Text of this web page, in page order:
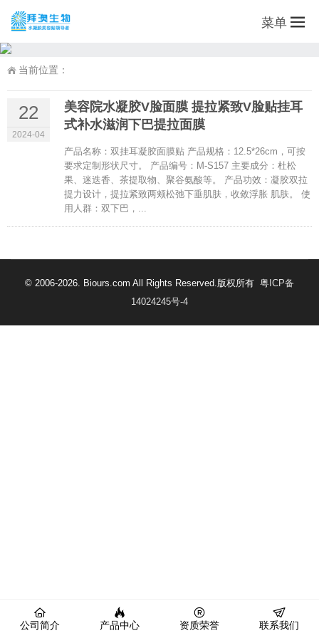
菜单
当前位置：
22
2024-04
美容院水凝胶V脸面膜 提拉紧致V脸贴挂耳
式补水滋润下巴提拉面膜
产品名称：双挂耳凝胶面膜贴 产品规格：12.5*26cm，可按
要求定制形状尺寸。 产品编号：M-S157 主要成分：杜松
果、迷迭香、茶提取物、聚谷氨酸等。 产品功效：凝胶双拉
提力设计，提拉紧致两颊松弛下垂肌肤，收敛浮胀 肌肤。 使
用人群：双下巴，...
© 2006-2026. Biours.com All Rights Reserved.版权所有 粤ICP备
14024245号-4
公司简介 产品中心 资质荣誉 联系我们